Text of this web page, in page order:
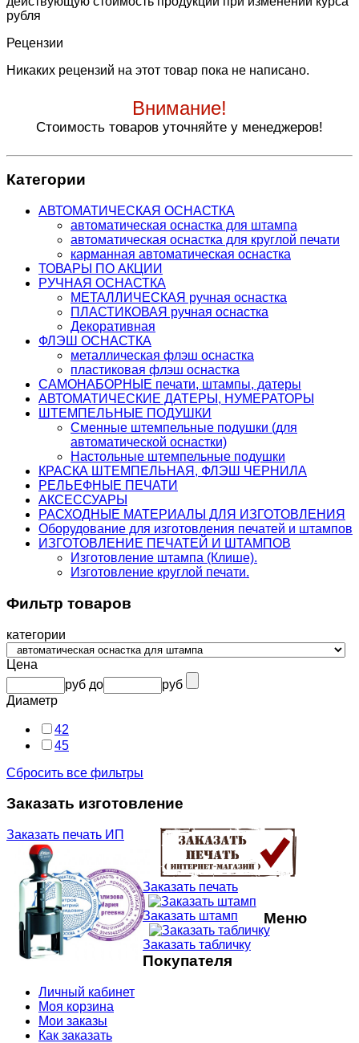
рубля
Рецензии
Никаких рецензий на этот товар пока не написано.
Внимание!
Стоимость товаров уточняйте у менеджеров!
Категории
АВТОМАТИЧЕСКАЯ ОСНАСТКА
автоматическая оснастка для штампа
автоматическая оснастка для круглой печати
карманная автоматическая оснастка
ТОВАРЫ ПО АКЦИИ
РУЧНАЯ ОСНАСТКА
МЕТАЛЛИЧЕСКАЯ ручная оснастка
ПЛАСТИКОВАЯ ручная оснастка
Декоративная
ФЛЭШ ОСНАСТКА
металлическая флэш оснастка
пластиковая флэш оснастка
САМОНАБОРНЫЕ печати, штампы, датеры
АВТОМАТИЧЕСКИЕ ДАТЕРЫ, НУМЕРАТОРЫ
ШТЕМПЕЛЬНЫЕ ПОДУШКИ
Сменные штемпельные подушки (для
автоматической оснастки)
Настольные штемпельные подушки
КРАСКА ШТЕМПЕЛЬНАЯ, ФЛЭШ ЧЕРНИЛА
РЕЛЬЕФНЫЕ ПЕЧАТИ
АКСЕССУАРЫ
РАСХОДНЫЕ МАТЕРИАЛЫ ДЛЯ ИЗГОТОВЛЕНИЯ
Оборудование для изготовления печатей и штампов
ИЗГОТОВЛЕНИЕ ПЕЧАТЕЙ И ШТАМПОВ
Изготовление штампа (Клише).
Изготовление круглой печати.
Фильтр товаров
категории
Цена
руб до
руб
Диаметр
42
45
Сбросить все фильтры
Заказать изготовление
Заказать печать ИП
Заказать печать
Заказать штамп
Заказать табличку
Меню
Покупателя
Личный кабинет
Моя корзина
Мои заказы
Как заказать